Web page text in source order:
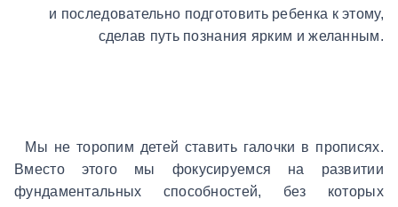
и последовательно подготовить ребенка к этому,
сделав путь познания ярким и желанным.
Мы не торопим детей ставить галочки в прописях.
Вместо этого мы фокусируемся на развитии
фундаментальных способностей, без которых